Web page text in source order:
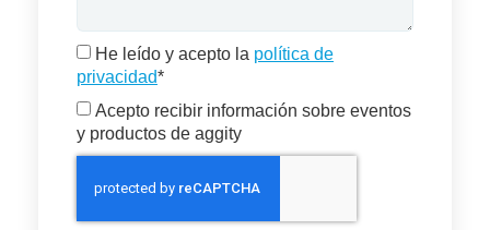
He leído y acepto la política de
privacidad*
Acepto recibir información sobre eventos
y productos de aggity